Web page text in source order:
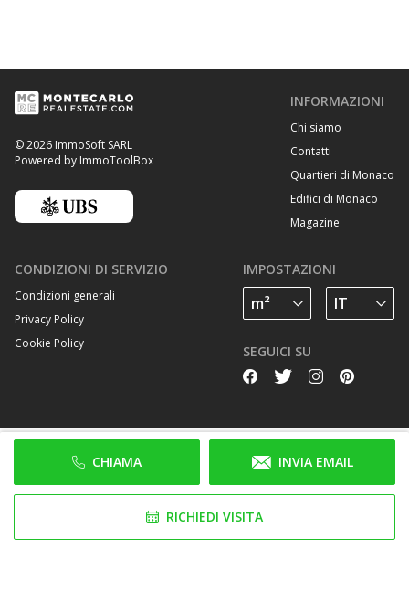
CHIAMA INVIA EMAIL
RICHIEDI VISITA
© 2026 ImmoSoft SARL
Powered by ImmoToolBox
INFORMAZIONI
Chi siamo
Contatti
Quartieri di Monaco
Edifici di Monaco
Magazine
CONDIZIONI DI SERVIZIO
Condizioni generali
Privacy Policy
Cookie Policy
IMPOSTAZIONI
SEGUICI SU